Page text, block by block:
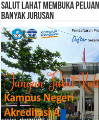
SALUT LAHAT MEMBUKA
BANYAK JURUSAN